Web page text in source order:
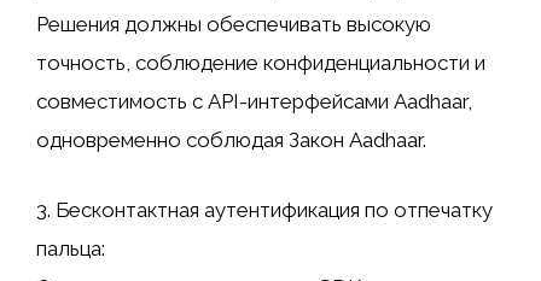
Решения должны обеспечивать высокую
точность, соблюдение конфиденциальности и
совместимость с API-интерфейсами Aadhaar,
одновременно соблюдая Закон Aadhaar.
3. Бесконтактная аутентификация по отпечатку
пальца: